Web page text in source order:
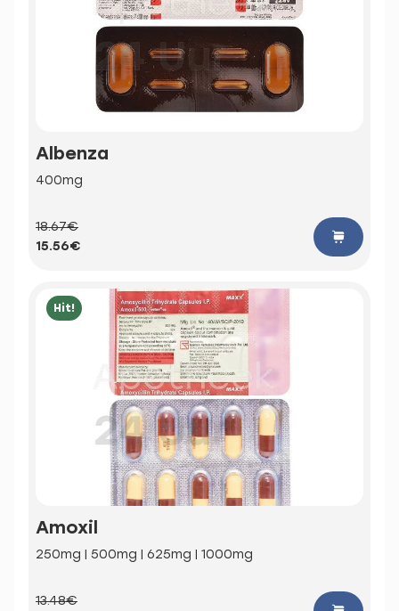
Albenza
400mg
18.67€
15.56€
Hit!
Amoxil
250mg | 500mg | 625mg | 1000mg
13.48€